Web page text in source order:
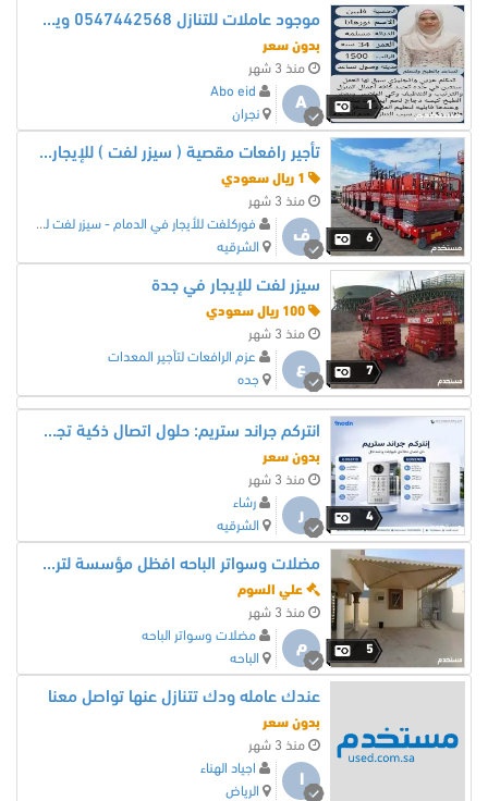
1
موجود عاملات للتنازل 0547442568 ويوجد توصيل لجميع أنحاء المملكة
بدون سعر
منذ 3 شهر
A
Abo eid
نجران
6
تأجير رافعات مقصية ( سيزر لفت ) للإيجار الدمام
منذ 3 شهر
ف
فوركلفت للأيجار في الدمام - سيزر لفت للايجار في جد
الشرقيه
7
سيزر لفت للإيجار في جدة
منذ 3 شهر
ع
عزم الرافعات لتأجير المعدات
جده
4
انتركم جراند ستريم: حلول اتصال ذكية تجمع بين الأمان والكفاءة
بدون سعر
منذ 3 شهر
ر
رشاء
الشرقيه
5
مضلات وسواتر الباحه افظل مؤسسة لتركيب المضلات
علي السوم
منذ 3 شهر
م
مضلات وسواتر الباحه
الباحه
عندك عامله ودك تتنازل عنها تواصل معنا
بدون سعر
منذ 3 شهر
ا
اجياد الهناء
الرياض